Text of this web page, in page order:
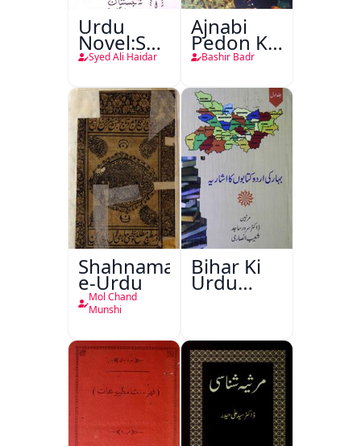
Urdu
Novel:Samt-
o-Raftar
Syed Ali Haidar
Ajnabi
Pedon Ke
Saye
Bashir Badr
Shahnama-
e-Urdu
Mol Chand
Munshi
Bihar Ki
Urdu
Kitabon